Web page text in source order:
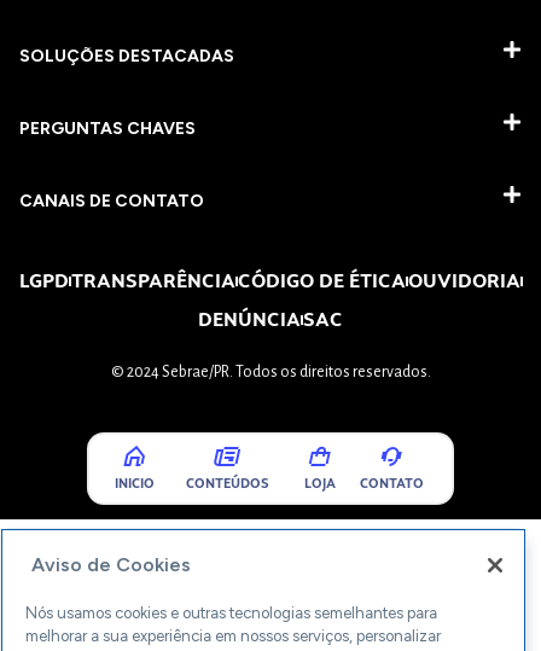
SOLUÇÕES DESTACADAS
PERGUNTAS CHAVES​
CANAIS DE CONTATO
LGPDTRANSPARÊNCIACÓDIGO DE ÉTICAOUVIDORIA
DENÚNCIASAC
© 2024 Sebrae/PR. Todos os direitos reservados.
INICIO CONTEÚDOS LOJA CONTATO
Aviso de Cookies
Nós usamos cookies e outras tecnologias semelhantes para
melhorar a sua experiência em nossos serviços, personalizar